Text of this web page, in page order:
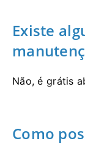
Existe
Não, é grátis
Como